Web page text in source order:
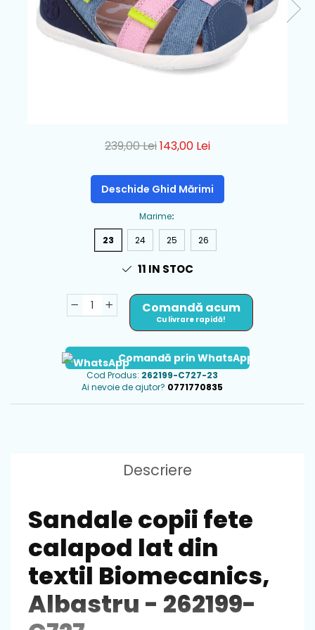
239,00 Lei143,00 Lei
Deschide Ghid Mărimi
Marime:
23
24 25 26
11 IN STOC
Comandă acum
Cu livrare rapidă!
Comandă prin WhatsApp
Cod Produs: 262199-C727-23
Ai nevoie de ajutor? 0771770835
Descriere
Sandale copii fete
calapod lat din
textil Biomecanics,
Albastru - 262199-